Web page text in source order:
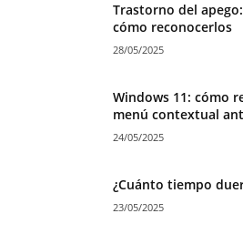
Trastorno del
cómo reconocerlos
28/05/2025
Windows 11: cómo
menú contextual
24/05/2025
¿Cuánto tiempo
23/05/2025